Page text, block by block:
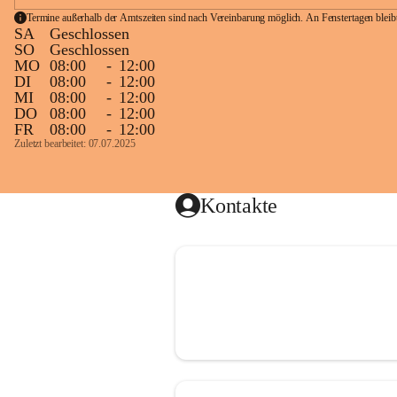
Termine außerhalb der Amtszeiten sind nach Vereinbarung möglich. An Fenstertagen
SA
Geschlossen
SO
Geschlossen
MO 08:00 - 12:00
DI
08:00 - 12:00
MI
08:00 - 12:00
DO
08:00 - 12:00
FR
08:00 - 12:00
Zuletzt bearbeitet: 07.07.2025
Kontakte